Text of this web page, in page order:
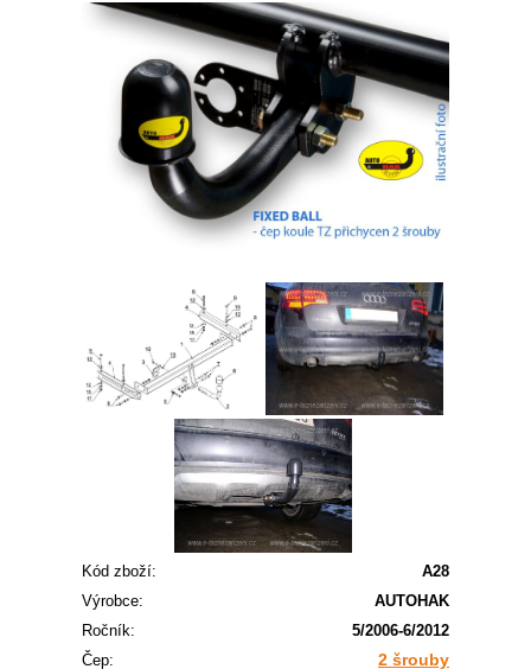
Kód zboží:
A28
Výrobce:
AUTOHAK
Ročník:
5/2006-6/2012
Čep:
2 šrouby